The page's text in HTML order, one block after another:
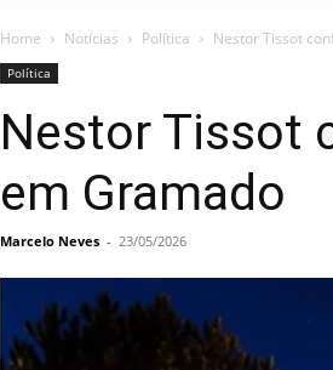
Home Notícias Política Nestor Tissot
Política
Nestor Tissot
em Gramado
Marcelo Neves - 23/05/2026